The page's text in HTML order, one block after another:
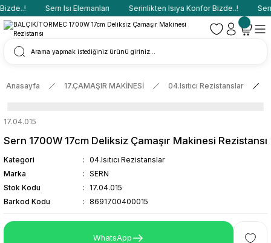
Sern Isı Elemanları Serinlikten Isıya Konfor Bizde..!
Anasayfa 17.ÇAMAŞIR MAKİNESİ 04.Isıtıcı Rezistanslar
17.04.015
Sern 1700W 17cm Deliksiz Çamaşır Makinesi Rezistansı
Kategori
04.Isıtıcı Rezistanslar
Marka
SERN
Stok Kodu
17.04.015
Barkod Kodu
8691700400015
WhatsApp